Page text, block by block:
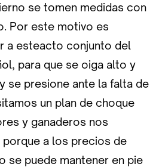
se tomen medidas con
Por este motivo es
a esteacto conjunto del
para que se oiga alto y
se presione ante la falta de
un plan de choque
y ganaderos nos
a los precios de
se puede mantener en pie